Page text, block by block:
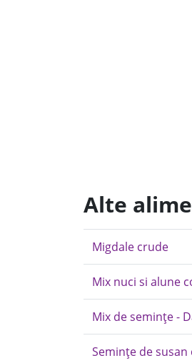
Alte
Migdale crude
Mix nuci si alune
Mix de semințe -
Semințe de susan